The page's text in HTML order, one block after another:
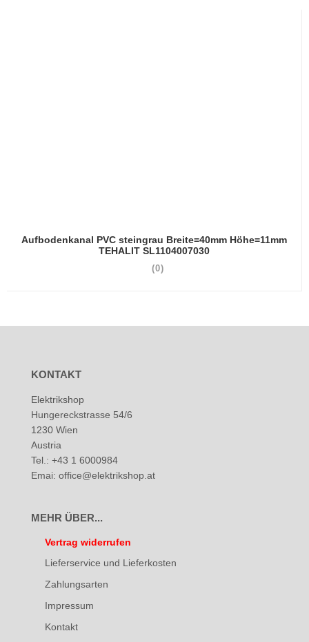
Aufbodenkanal PVC steingrau Breite=40mm Höhe=11mm
TEHALIT SL1104007030
(0)
KONTAKT
Elektrikshop
Hungereckstrasse 54/6
1230 Wien
Austria
Tel.: +43 1 6000984
Emai: office@elektrikshop.at
MEHR ÜBER...
Vertrag widerrufen
Lieferservice und Lieferkosten
Zahlungsarten
Impressum
Kontakt